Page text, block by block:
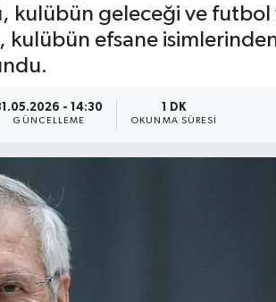
kulübün geleceği ve futbol
kulübün efsane
- 14:30
GÜNCELLEME
1 DK
OKUNMA SÜRESI